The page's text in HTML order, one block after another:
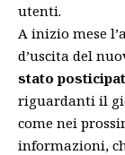
utenti.
A inizio mese
d’uscita del
stato
riguardanti il
come nei
informazioni,